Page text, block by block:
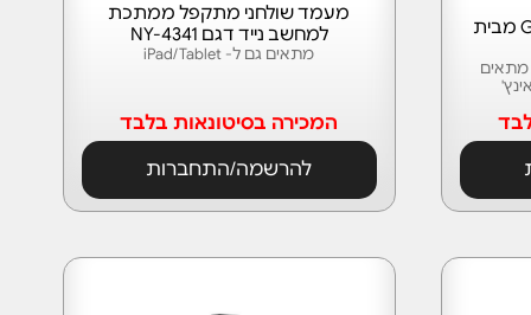
מיני מעמד שולחני דגם G758 מבית
• מתאים
מעמד שולחני מתקפל ממתכת
למחשב נייד דגם NY-4341
מתאים גם ל- iPad/Tablet
המכירה בסיטונאות בלבד
להרשמה/התחברות